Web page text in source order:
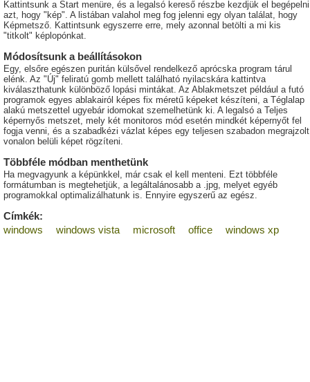
Kattintsunk a Start menüre, és a legalsó kereső részbe kezdjük el begépelni
azt, hogy "kép". A listában valahol meg fog jelenni egy olyan találat, hogy
Képmetsző. Kattintsunk egyszerre erre, mely azonnal betölti a mi kis
"titkolt" képlopónkat.
Módosítsunk a beállításokon
Egy, elsőre egészen puritán külsővel rendelkező aprócska program tárul
elénk. Az "Új" feliratú gomb mellett található nyilacskára kattintva
kiválaszthatunk különböző lopási mintákat. Az Ablakmetszet például a futó
programok egyes ablakairól képes fix méretű képeket készíteni, a Téglalap
alakú metszettel ugyebár idomokat szemelhetünk ki. A legalsó a Teljes
képernyős metszet, mely két monitoros mód esetén mindkét képernyőt fel
fogja venni, és a szabadkézi vázlat képes egy teljesen szabadon megrajzolt
vonalon belüli képet rögzíteni.
Többféle módban menthetünk
Ha megvagyunk a képünkkel, már csak el kell menteni. Ezt többféle
formátumban is megtehetjük, a legáltalánosabb a .jpg, melyet egyéb
programokkal optimalizálhatunk is. Ennyire egyszerű az egész.
Címkék:
windows
windows vista microsoft office windows xp